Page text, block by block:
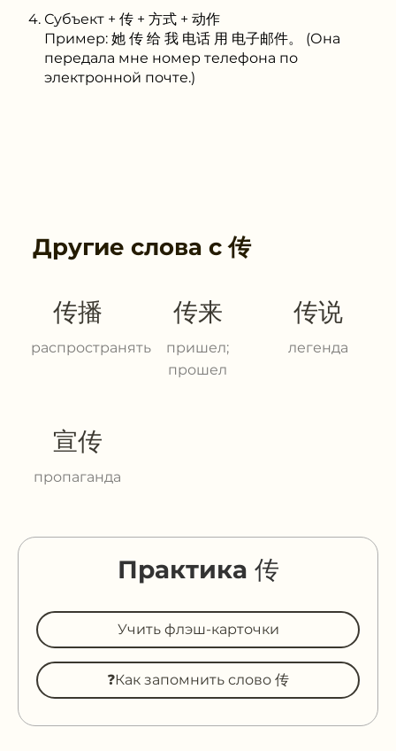
Субъект + 传 + 方式 + 动作
Пример: 她 传 给 我 电话 用 电子邮件。 (Она
передала мне номер телефона по
электронной почте.)
Другие слова с传
传播
распространять
传来
пришел;
прошел
传说
легенда
宣传
пропаганда
Практика 传
Учить флэш-карточки
❓Как запомнить слово 传